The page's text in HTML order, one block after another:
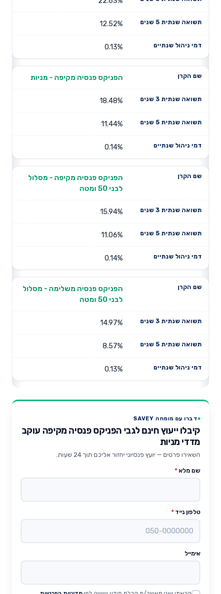
12.52%
0.13%
הפניקס פנסיה מקיפה - מניות
18.48%
11.44%
0.14%
הפניקס פנסיה מקיפה - מסלול
לבני 50 ומטה
15.94%
11.06%
0.14%
הפניקס פנסיה משלימה - מסלול
לבני 50 ומטה
14.97%
8.57%
0.13%
דברו עם מומחה SAVEY
קיבלו ייעוץ חינם לגבי הפניקס פנסיה מקיפה עוקב
מדדי מניות
השאירו פרטים — יועץ פנסיוני יחזור אליכם תוך 24 שעות.
שם מלא *
טלפון נייד *
אימייל